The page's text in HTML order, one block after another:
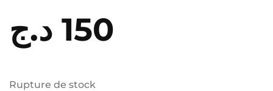
150 د.ج
Rupture de stock